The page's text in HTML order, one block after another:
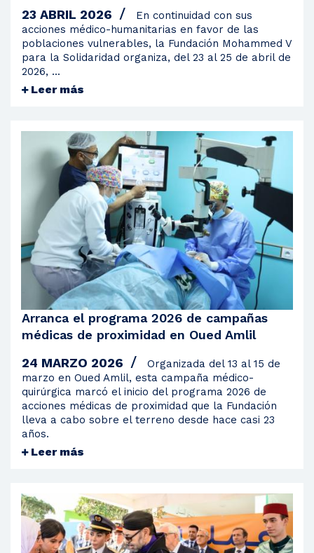
23 ABRIL 2026
En continuidad con sus
acciones médico-humanitarias en favor de las
poblaciones vulnerables, la Fundación Mohammed V
para la Solidaridad organiza, del 23 al 25 de abril de
2026, ...
Leer más
Arranca el programa 2026 de campañas
médicas de proximidad en Oued Amlil
24 MARZO 2026
Organizada del 13 al 15 de
marzo en Oued Amlil, esta campaña médico-
quirúrgica marcó el inicio del programa 2026 de
acciones médicas de proximidad que la Fundación
lleva a cabo sobre el terreno desde hace casi 23
años.
Leer más